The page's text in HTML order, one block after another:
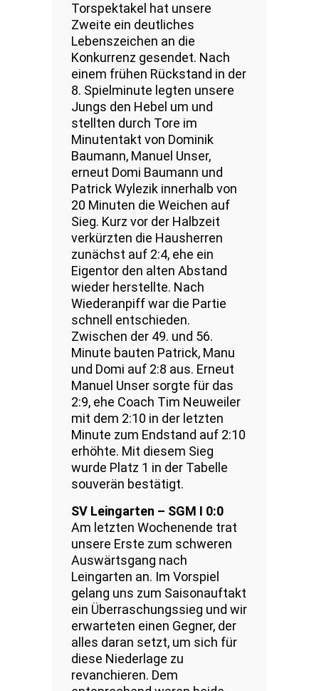
Torspektakel hat unsere
Zweite ein deutliches
Lebenszeichen an die
Konkurrenz gesendet. Nach
einem frühen Rückstand in der
8. Spielminute legten unsere
Jungs den Hebel um und
stellten durch Tore im
Minutentakt von Dominik
Baumann, Manuel Unser,
erneut Domi Baumann und
Patrick Wylezik innerhalb von
20 Minuten die Weichen auf
Sieg. Kurz vor der Halbzeit
verkürzten die Hausherren
zunächst auf 2:4, ehe ein
Eigentor den alten Abstand
wieder herstellte. Nach
Wiederanpiff war die Partie
schnell entschieden.
Zwischen der 49. und 56.
Minute bauten Patrick, Manu
und Domi auf 2:8 aus. Erneut
Manuel Unser sorgte für das
2:9, ehe Coach Tim Neuweiler
mit dem 2:10 in der letzten
Minute zum Endstand auf 2:10
erhöhte. Mit diesem Sieg
wurde Platz 1 in der Tabelle
souverän bestätigt.
SV Leingarten – SGM I 0:0
Am letzten Wochenende trat
unsere Erste zum schweren
Auswärtsgang nach
Leingarten an. Im Vorspiel
gelang uns zum Saisonauftakt
ein Überraschungssieg und wir
erwarteten einen Gegner, der
alles daran setzt, um sich für
diese Niederlage zu
revanchieren. Dem